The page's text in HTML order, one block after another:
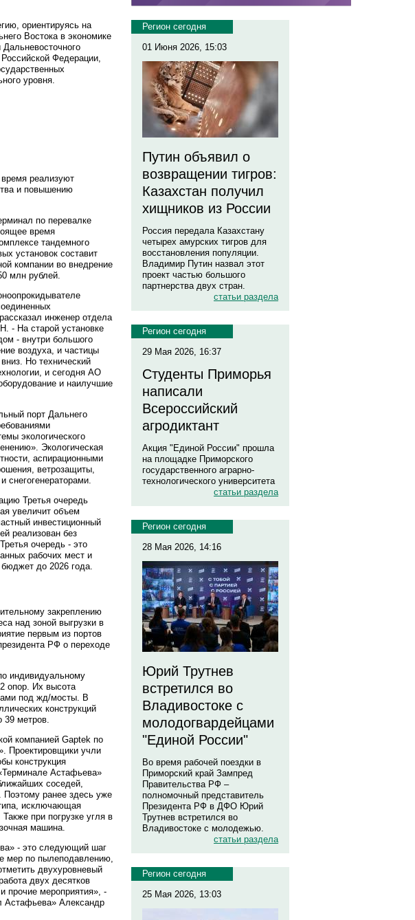
ориентируясь на
Востока в экономике
Федерации,
уровня.
реализуют
и повышению
по перевалке
время
тандемного
установок составит
компании во внедрение
млн рублей.
инженер отдела
- На старой установке
- внутри большого
воздуха, и частицы
Но технический
и сегодня АО
и наилучшие
порт Дальнего
экологического
Экологическая
аспирационными
ветрозащиты,
снегогенераторами.
Третья очередь
увеличит объем
инвестиционный
реализован без
очередь - это
рабочих мест и
до 2026 года.
закреплению
над зоной выгрузки в
первым из портов
РФ о переходе
индивидуальному
опор. Их высота
под жд/мосты. В
конструкций
39 метров.
компанией Gaptek по
Проектировщики учли
конструкция
Астафьева»
соседей,
ранее здесь уже
исключающая
при погрузке угля в
машина.
- это следующий шаг
мер по пылеподавлению,
двухуровневый
двух десятков
прочие мероприятия», -
Астафьева» Александр
Регион сегодня
01 Июня 2026, 15:03
Путин объявил о
возвращении тигров:
Казахстан получил
хищников из России
Россия передала Казахстану
четырех амурских тигров для
восстановления популяции.
Владимир Путин назвал этот
проект частью большого
партнерства двух стран.
статьи раздела
Регион сегодня
29 Мая 2026, 16:37
Студенты Приморья
написали
Всероссийский
агродиктант
Акция "Единой России" прошла
на площадке Приморского
государственного аграрно-
технологического университета
статьи раздела
Регион сегодня
28 Мая 2026, 14:16
Юрий Трутнев
встретился во
Владивостоке с
молодогвардейцами
"Единой России"
Во время рабочей поездки в
Приморский край Зампред
Правительства РФ –
полномочный представитель
Президента РФ в ДФО Юрий
Трутнев встретился во
Владивостоке с молодежью.
статьи раздела
Регион сегодня
25 Мая 2026, 13:03